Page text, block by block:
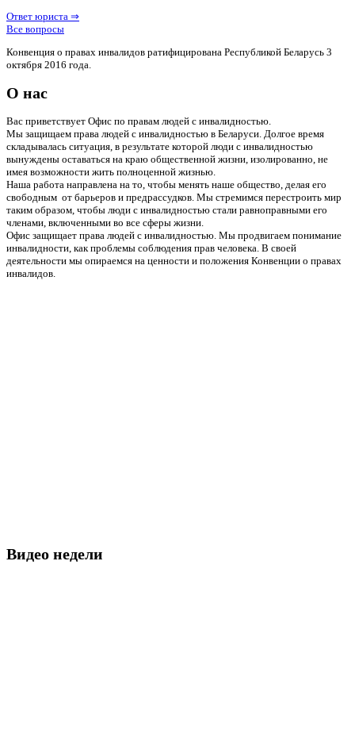
Ответ юриста ⇒
Все вопросы
Конвенция о правах инвалидов ратифицирована Республикой Беларусь 3
октября 2016 года.
О нас
Вас приветствует Офис по правам людей с инвалидностью.
Мы защищаем права людей с инвалидностью в Беларуси. Долгое время
складывалась ситуация, в результате которой люди с инвалидностью
вынуждены оставаться на краю общественной жизни, изолированно, не
имея возможности жить полноценной жизнью.
Наша работа направлена на то, чтобы менять наше общество, делая его
свободным от барьеров и предрассудков. Мы стремимся перестроить мир
таким образом, чтобы люди с инвалидностью стали равноправными его
членами, включенными во все сферы жизни.
Офис защищает права людей с инвалидностью. Мы продвигаем понимание
инвалидности, как проблемы соблюдения прав человека. В своей
деятельности мы опираемся на ценности и положения Конвенции о правах
инвалидов.
Видео недели